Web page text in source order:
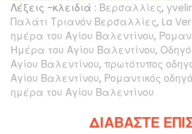
Λέξεις -κλειδιά : Βερσαλλίες,
Παλάτι Τριανόν Βερσαλλίες, La
ημέρα του Αγίου Βαλεντίνου,
Ημέρα του Αγίου Βαλεντίνου,
Αγίου Βαλεντίνου, πρωτότυπος
Αγίου Βαλεντίνου, Ρομαντικός
ημέρα του Αγίου Βαλεντίνου
ΔΙΑΒΆΣΤΕ